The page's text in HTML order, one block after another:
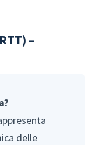
–
delle